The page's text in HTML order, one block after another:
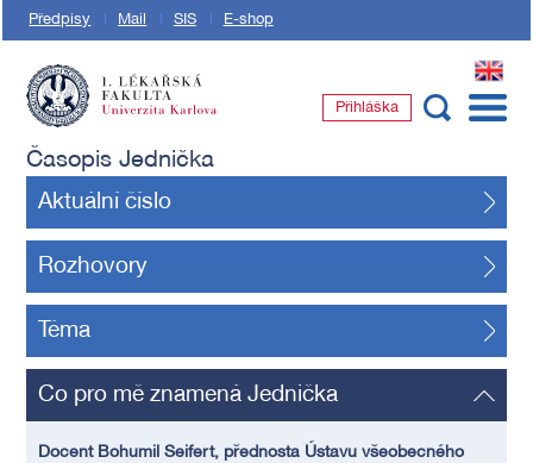
Předpisy Mail SIS E-shop
EN
Přihláška
Časopis Jednička
Aktuální číslo
Rozhovory
Téma
Co pro mě znamená Jednička
Docent Bohumil Seifert, přednosta Ústavu všeobecného